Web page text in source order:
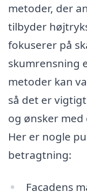
metoder, der
tilbyder
fokuserer på
skumrensning
metoder kan
så det er
og ønsker med
Her er nogle
betragtning:
Facadens